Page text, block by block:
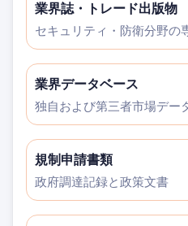
業界誌・トレード出版物
セキュリティ・防衛分野の
業界データベース
独自および第三者市場デー
規制申請書類
政府調達記録と政策文書